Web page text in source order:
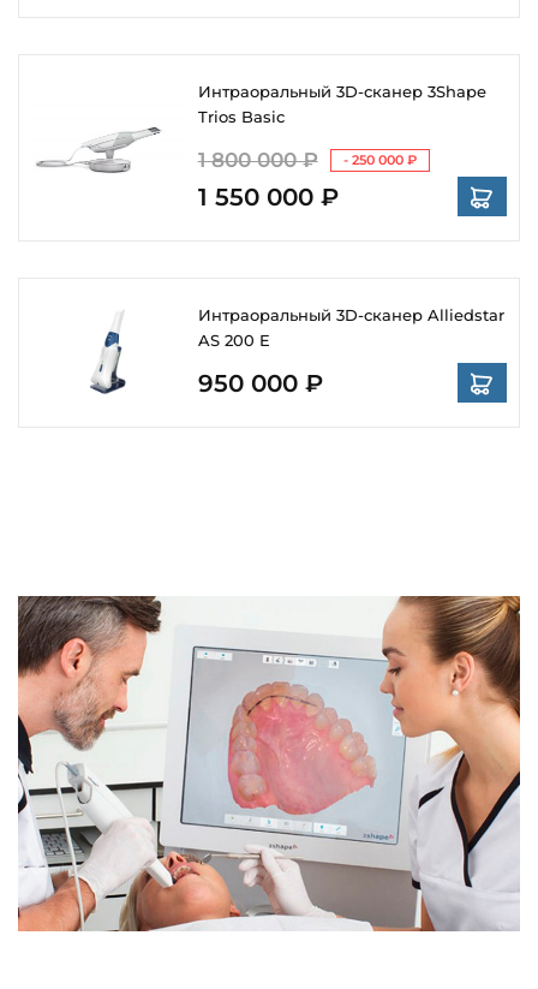
Интраоральный 3D-сканер 3Shape
Trios Basic
1 800 000 ₽ - 250 000 ₽
1 550 000 ₽
Интраоральный 3D-сканер Alliedstar
AS 200 E
950 000 ₽